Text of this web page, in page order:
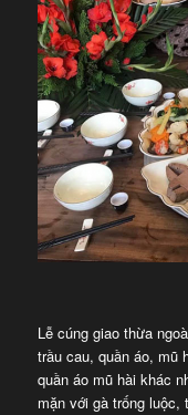
Lễ cúng giao thừa
trầu cau, quần áo, mũ
quần áo mũ hài khác
mặn với gà trống